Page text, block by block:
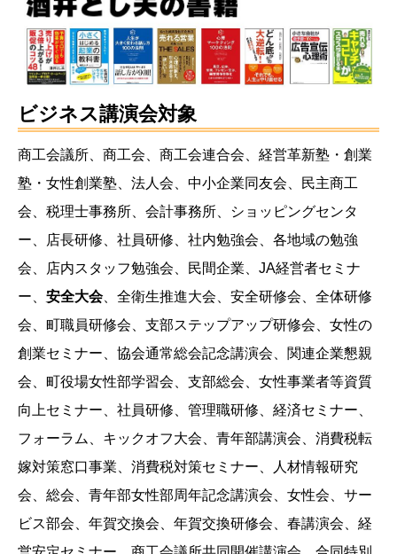
ビジネス講演会対象
商工会議所、商工会、商工会連合会、経営革新塾・創業
塾・女性創業塾、法人会、中小企業同友会、民主商工
会、税理士事務所、会計事務所、ショッピングセンタ
ー、店長研修、社員研修、社内勉強会、各地域の勉強
会、店内スタッフ勉強会、民間企業、JA経営者セミナ
ー、 安全大会、全衛生推進大会、安全研修会、全体研修
会、町職員研修会、支部ステップアップ研修会、女性の
創業セミナー、協会通常総会記念講演会、関連企業懇親
会、町役場女性部学習会、支部総会、女性事業者等資質
向上セミナー、社員研修、管理職研修、経済セミナー、
フォーラム、キックオフ大会、青年部講演会、消費税転
嫁対策窓口事業、消費税対策セミナー、人材情報研究
会、総会、青年部女性部周年記念講演会、女性会、サー
ビス部会、年賀交換会、年賀交換研修会、春講演会、経